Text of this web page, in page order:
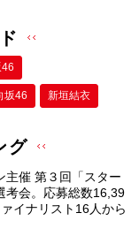
46
坂46 新垣結衣
グ
主催 第３回「スター
会。応募総数16,39
イナリスト16人から